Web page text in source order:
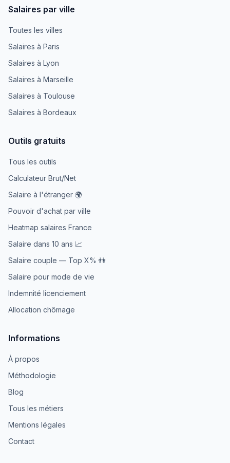
Salaires par ville
Toutes les villes
Salaires à Paris
Salaires à Lyon
Salaires à Marseille
Salaires à Toulouse
Salaires à Bordeaux
Outils gratuits
Tous les outils
Calculateur Brut/Net
Salaire à l'étranger 🌍
Pouvoir d'achat par ville
Heatmap salaires France
Salaire dans 10 ans 📈
Salaire couple — Top X% 👫
Salaire pour mode de vie
Indemnité licenciement
Allocation chômage
Informations
À propos
Méthodologie
Blog
Tous les métiers
Mentions légales
Contact